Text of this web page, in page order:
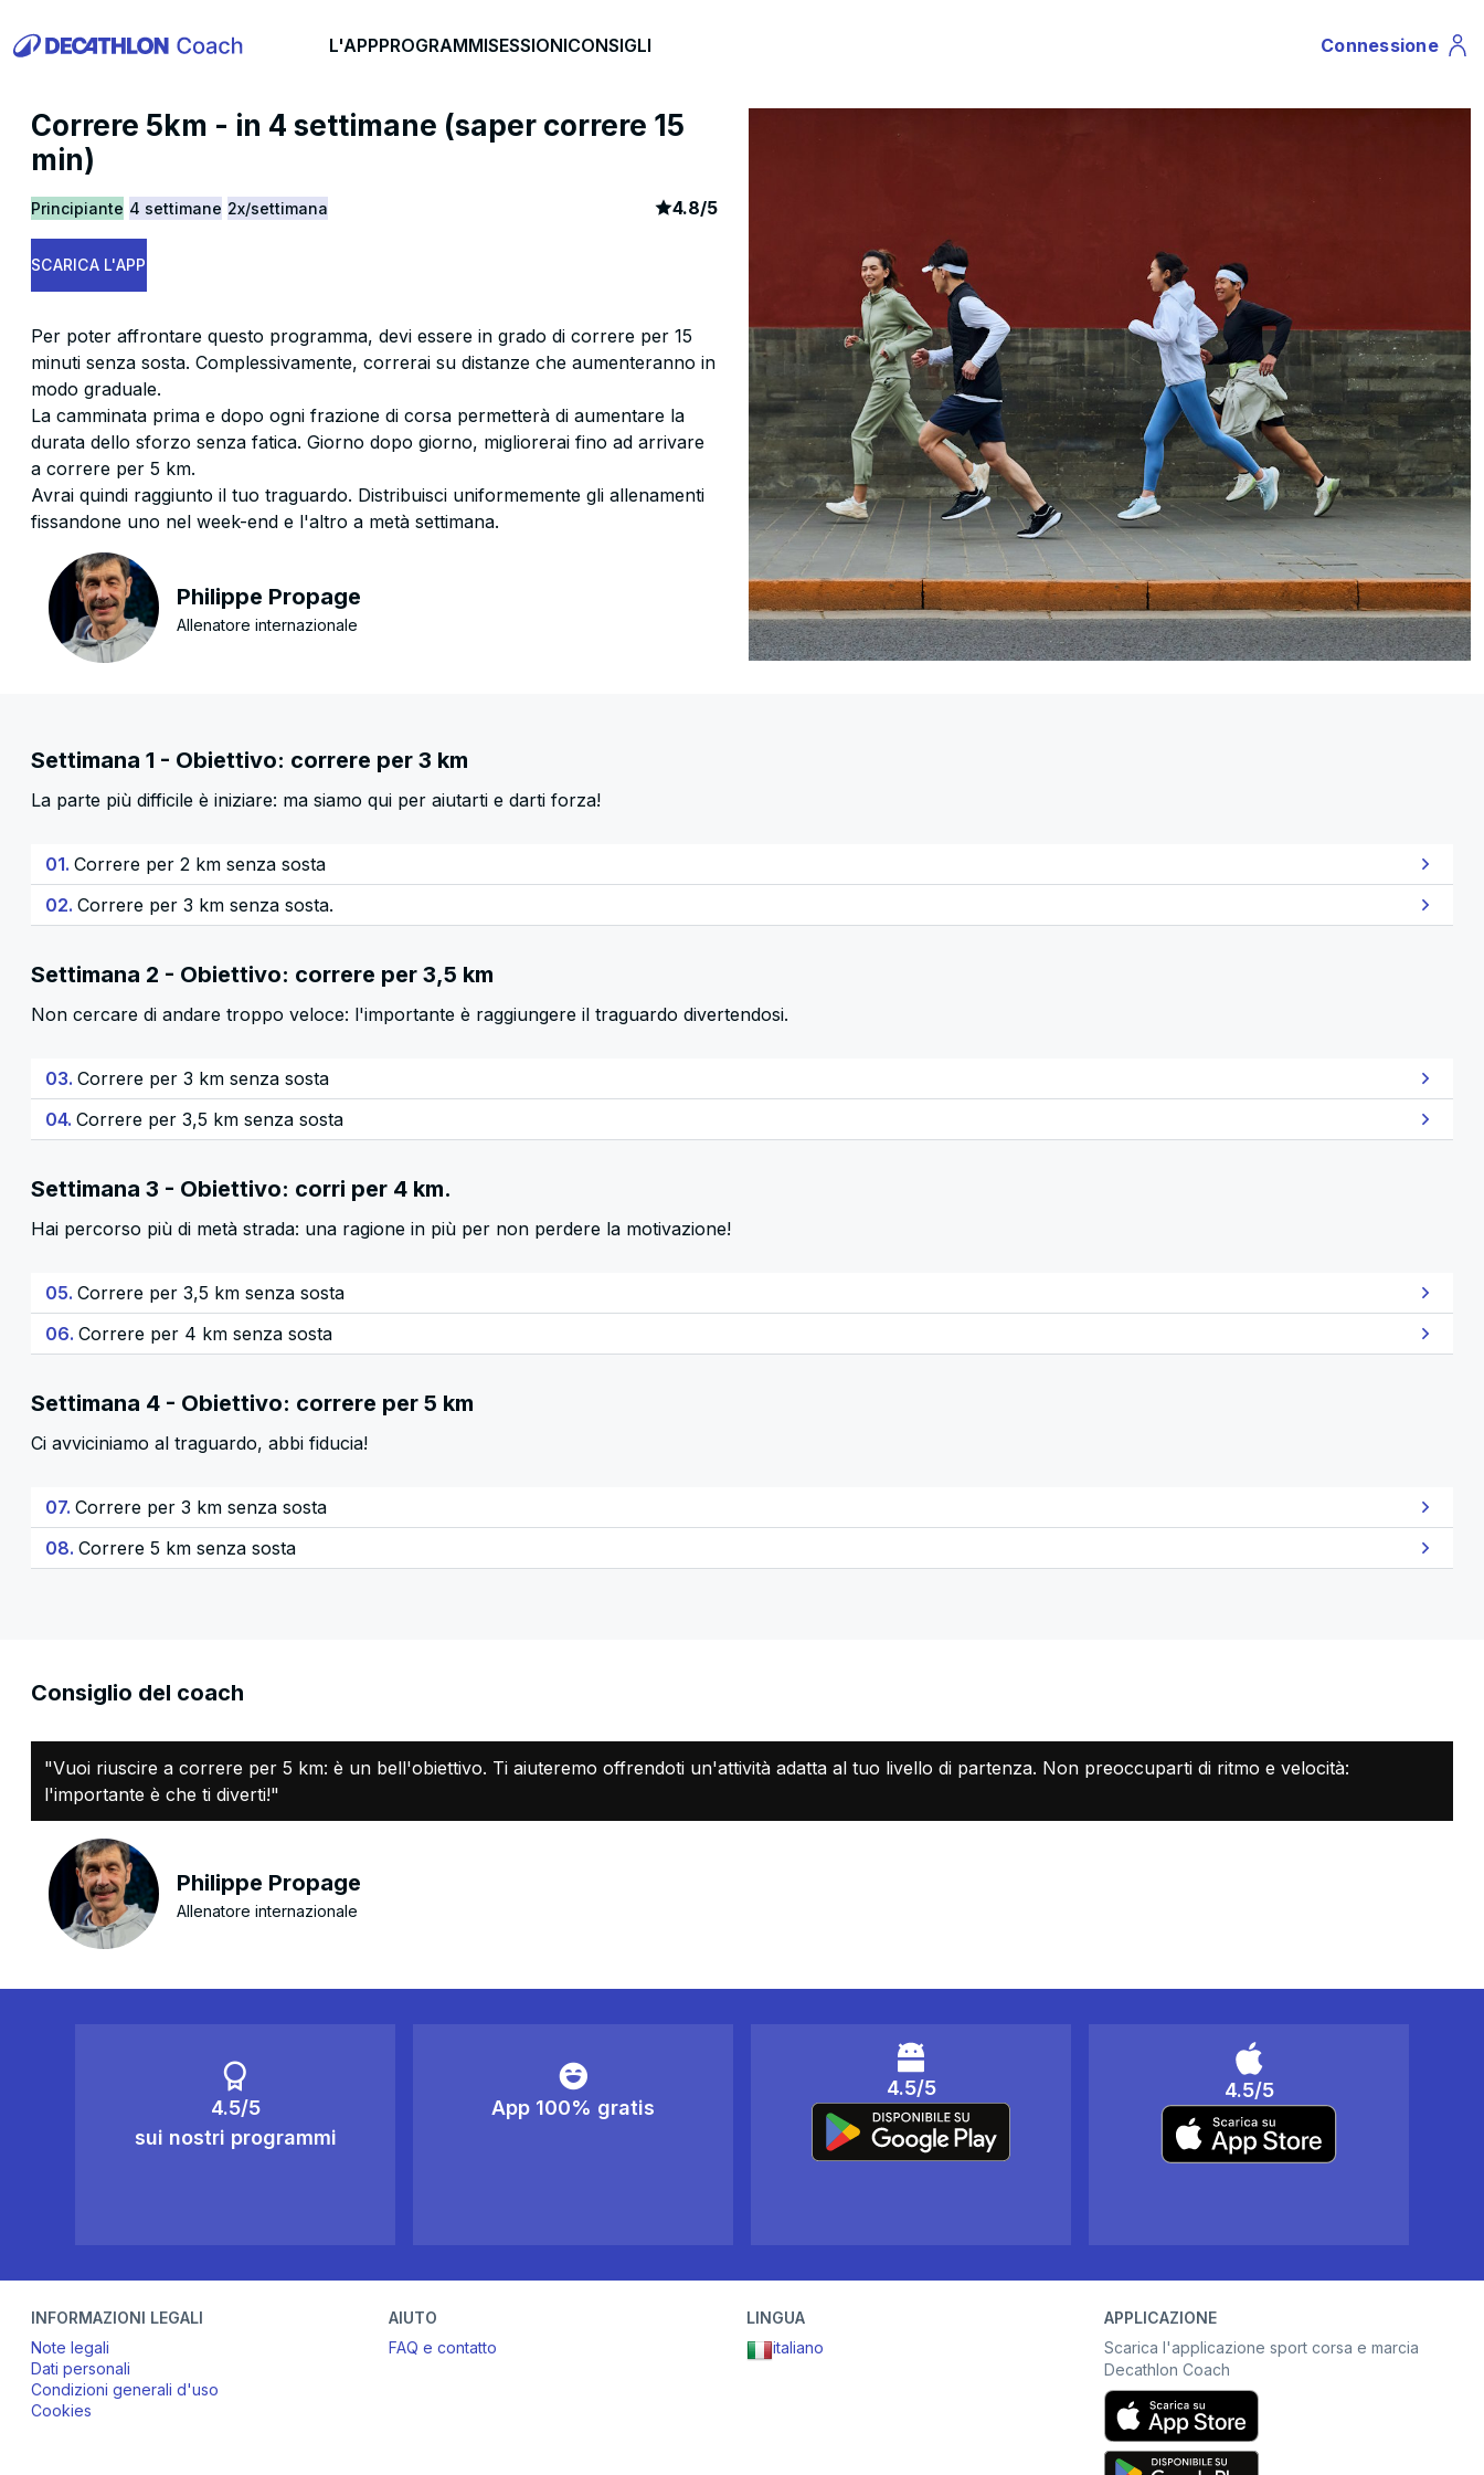
L'APPPROGRAMMISESSIONICONSIGLI Profile
Connessione
Correre 5km - in 4 settimane (saper correre 15
min)
Principiante 4 settimane 2x/settimana article rating
4.8/5435
SCARICA L'APP
Per poter affrontare questo programma, devi essere in grado di correre per 15
minuti senza sosta. Complessivamente, correrai su distanze che aumenteranno in
modo graduale.
La camminata prima e dopo ogni frazione di corsa permetterà di aumentare la
durata dello sforzo senza fatica. Giorno dopo giorno, migliorerai fino ad arrivare
a correre per 5 km.
Avrai quindi raggiunto il tuo traguardo. Distribuisci uniformemente gli allenamenti
fissandone uno nel week-end e l'altro a metà settimana.
Philippe Propage
Allenatore internazionale
Settimana 1 - Obiettivo: correre per 3 km
La parte più difficile è iniziare: ma siamo qui per aiutarti e darti forza!
01. Correre per 2 km senza sosta
02. Correre per 3 km senza sosta.
Settimana 2 - Obiettivo: correre per 3,5 km
Non cercare di andare troppo veloce: l'importante è raggiungere il traguardo divertendosi.
03. Correre per 3 km senza sosta
04. Correre per 3,5 km senza sosta
Settimana 3 - Obiettivo: corri per 4 km.
Hai percorso più di metà strada: una ragione in più per non perdere la motivazione!
05. Correre per 3,5 km senza sosta
06. Correre per 4 km senza sosta
Settimana 4 - Obiettivo: correre per 5 km
Ci avviciniamo al traguardo, abbi fiducia!
07. Correre per 3 km senza sosta
08. Correre 5 km senza sosta
Consiglio del coach
"Vuoi riuscire a correre per 5 km: è un bell'obiettivo. Ti aiuteremo offrendoti un'attività adatta al tuo livello di partenza. Non preoccuparti di ritmo e velocità:
l'importante è che ti diverti!"
Philippe Propage
Allenatore internazionale
4.5/5
sui nostri programmi
App 100% gratis
4.5/5 4.5/5
INFORMAZIONI LEGALI
Note legali
Dati personali
Condizioni generali d'uso
Cookies
AIUTO
FAQ e contatto
LINGUA
italiano
APPLICAZIONE
Scarica l'applicazione sport corsa e marcia
Decathlon Coach